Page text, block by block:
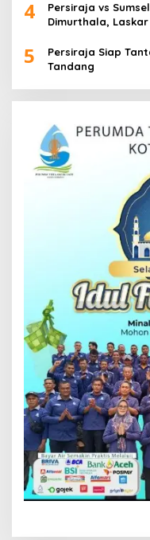
4
Persiraja vs
Dimurthala,
5
Persiraja Siap
Tandang